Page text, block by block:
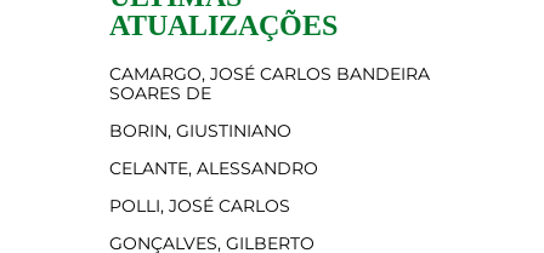
ATUALIZAÇÕES
CAMARGO, JOSÉ CARLOS BANDEIRA
SOARES DE
BORIN, GIUSTINIANO
CELANTE, ALESSANDRO
POLLI, JOSÉ CARLOS
GONÇALVES, GILBERTO